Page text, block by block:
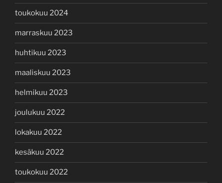
toukokuu 2024
marraskuu 2023
huhtikuu 2023
maaliskuu 2023
helmikuu 2023
joulukuu 2022
lokakuu 2022
kesäkuu 2022
toukokuu 2022